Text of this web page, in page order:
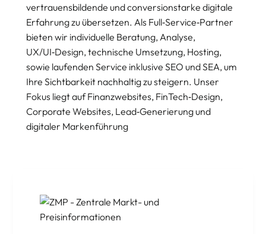
vertrauensbildende und conversionstarke digitale
Erfahrung zu übersetzen. Als Full‑Service‑Partner
bieten wir individuelle Beratung, Analyse,
UX/UI‑Design, technische Umsetzung, Hosting,
sowie laufenden Service inklusive SEO und SEA, um
Ihre Sichtbarkeit nachhaltig zu steigern. Unser
Fokus liegt auf Finanzwebsites, FinTech‑Design,
Corporate Websites, Lead‑Generierung und
digitaler Markenführung